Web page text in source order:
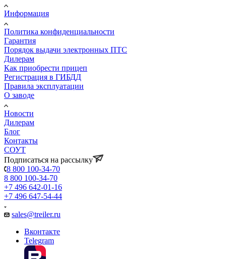
Информация
Политика конфиденциальности
Гарантия
Порядок выдачи электронных ПТС
Дилерам
Как приобрести прицеп
Регистрация в ГИБДД
Правила эксплуатации
О заводе
Новости
Дилерам
Блог
Контакты
СОУТ
Подписаться на рассылку
8 800 100-34-70
8 800 100-34-70
+7 496 642-01-16
+7 496 647-54-44
sales@treiler.ru
Вконтакте
Telegram